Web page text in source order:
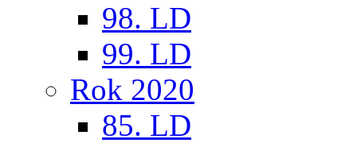
98. LD
99. LD
Rok 2020
85. LD